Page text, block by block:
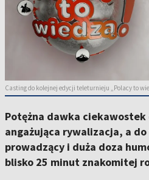
Casting do kolejnej edycji teleturnieju „Polacy to
Potężna dawka
angażująca rywalizacja, a
prowadzący i duża doza
blisko 25 minut znakomitej